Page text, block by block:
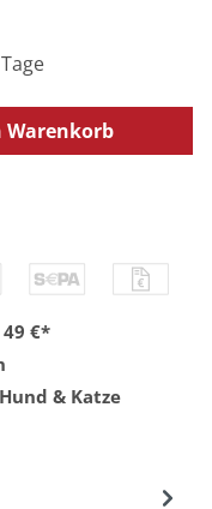
gewünschten
Warenkorb
€*
& Katze